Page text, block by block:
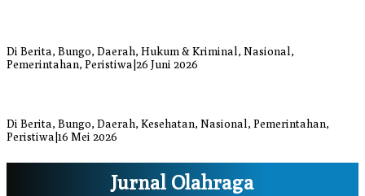
Di Berita, Bungo, Daerah, Hukum & Kriminal, Nasional,
Pemerintahan, Peristiwa 26 Juni 2026
Di Berita, Bungo, Daerah, Kesehatan, Nasional, Pemerintahan,
Peristiwa 16 Mei 2026
Jurnal Olahraga